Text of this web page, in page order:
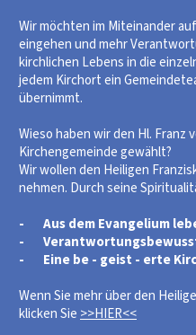
Wir möchten im Miteinander
eingehen und mehr
kirchlichen Lebens in die
jedem Kirchort ein
übernimmt.
Wieso haben wir den Hl. Franz
Kirchengemeinde gewählt?
Wir wollen den Heiligen
nehmen. Durch seine
- Aus dem Evangelium
- Verantwortungsbewusst
- Eine be - geist - erte
Wenn Sie mehr über den
klicken Sie >>HIER<<